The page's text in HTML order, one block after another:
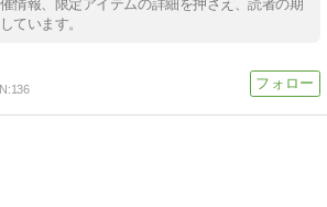
情報、限定アイテムの詳細を押さえ、読者の期
ています。
136